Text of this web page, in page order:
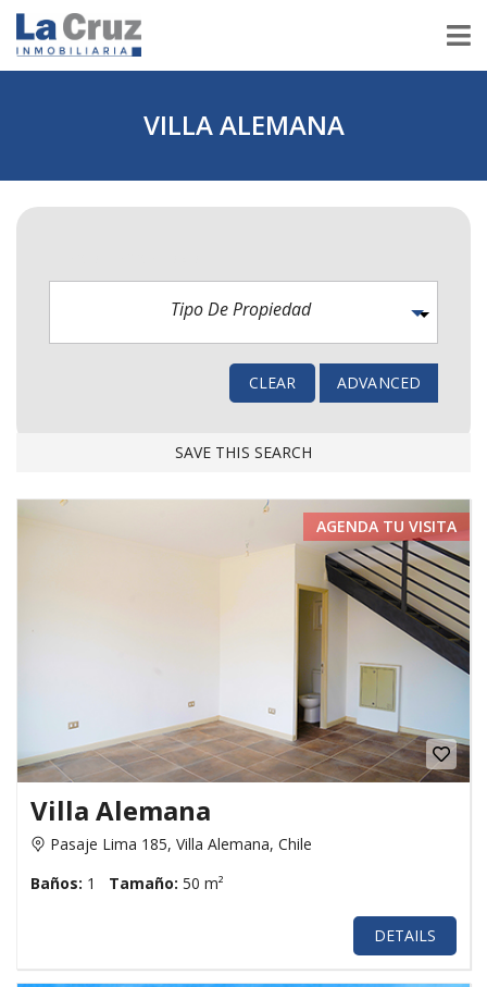
VILLA ALEMANA
Tipo De Propiedad
CLEAR ADVANCED
SAVE THIS SEARCH
AGENDA TU VISITA
Villa Alemana
Pasaje Lima 185, Villa Alemana, Chile
Baños: 1 Tamaño: 50 m²
DETAILS